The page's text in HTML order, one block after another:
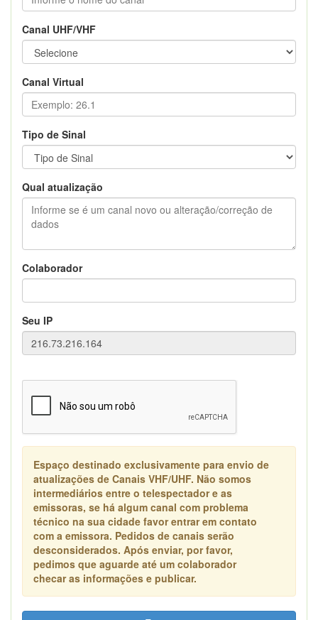
Canal UHF/VHF
Canal Virtual
Tipo de Sinal
Qual atualização
Colaborador
Seu IP
Espaço destinado exclusivamente para envio de
atualizações de Canais VHF/UHF. Não somos
intermediários entre o telespectador e as
emissoras, se há algum canal com problema
técnico na sua cidade favor entrar em contato
com a emissora. Pedidos de canais serão
desconsiderados. Após enviar, por favor,
pedimos que aguarde até um colaborador
checar as informações e publicar.